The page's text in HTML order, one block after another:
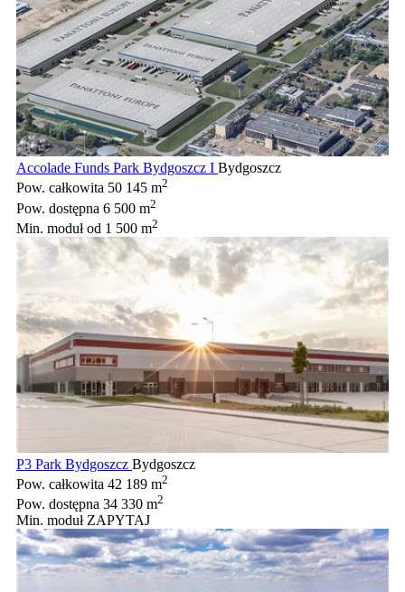
Accolade Funds Park Bydgoszcz I Bydgoszcz
Pow. całkowita 50 145 m2
Pow. dostępna 6 500 m2
Min. modułod 1 500 m2
P3 Park Bydgoszcz Bydgoszcz
Pow. całkowita 42 189 m2
Pow. dostępna 34 330 m2
Min. moduł ZAPYTAJ